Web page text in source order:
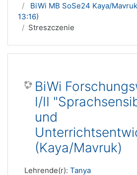
BiWi MB SoSe24 Kaya/
13:16)
Streszczenie
BiWi
I/II
und
(Kaya/Mavruk)
Lehrende(r): Tanya